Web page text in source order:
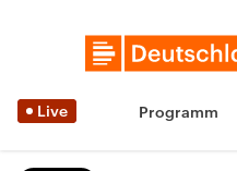
Live Programm